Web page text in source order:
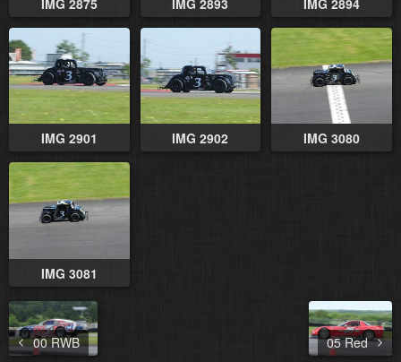
IMG 2901 IMG 2902 IMG 3080
IMG 3081
00 RWB 05 Red